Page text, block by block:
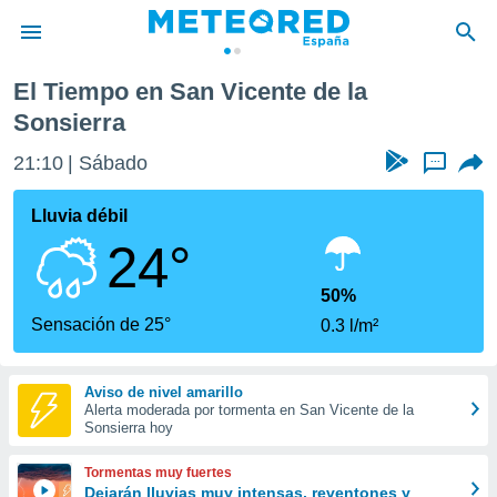
de
para
la
calidad.
a este
las
forma
digital
basada
El Tiempo en San Vicente de la
Sonsierra
21:10 Sábado ...
Lluvia débil
24°
Sensación de 25°
50%
0.3 l/m²
Aviso de nivel amarillo
Alerta moderada por tormenta en San Vicente de la
Sonsierra hoy
Tormentas muy fuertes
Dejarán lluvias muy intensas, reventones y